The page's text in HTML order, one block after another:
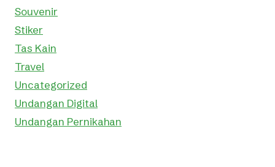
Souvenir
Stiker
Tas Kain
Travel
Uncategorized
Undangan Digital
Undangan Pernikahan